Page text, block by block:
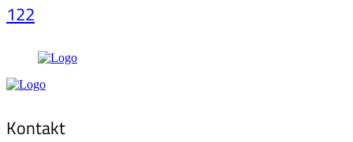
122
Kontakt